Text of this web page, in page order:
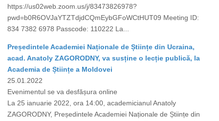
https://us02web.zoom.us/j/83473826978?
pwd=b0R6OVJaYTZTdjdCQmEybGFoWCtHUT09 Meeting ID:
834 7382 6978 Passcode: 110222 La...
Președintele Academiei Naționale de Științe din Ucraina,
acad. Anatoly ZAGORODNY, va susține o lecție publică, la
Academia de Științe a Moldovei
25.01.2022
Evenimentul se va desfășura online
La 25 ianuarie 2022, ora 14:00, academicianul Anatoly
ZAGORODNY, Președintele Academiei Naționale de Științe din